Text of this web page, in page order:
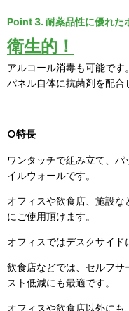
Point 3. 耐薬品性に優れた
衛生的！
アルコール消毒も可能です。
パネル自体に抗菌剤を配合
○特長
ワンタッチで組み立て、
イルウォールです。
オフィスや飲食店、施設
にご使用頂けます。
オフィスではデスクサイド
飲食店などでは、セルフサ
スト低減にも最適です。
オフィスや飲食店以外に